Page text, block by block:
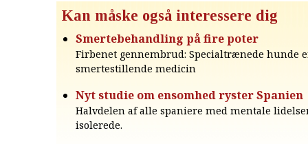
Kan måske også interessere dig
Smertebehandling på fire poter
Firbenet gennembrud: Specialtrænede hunde
smertestillende medicin
Nyt studie om ensomhed ryster Spanien
Halvdelen af alle spaniere med mentale
isolerede.